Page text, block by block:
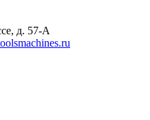
д. 57-А